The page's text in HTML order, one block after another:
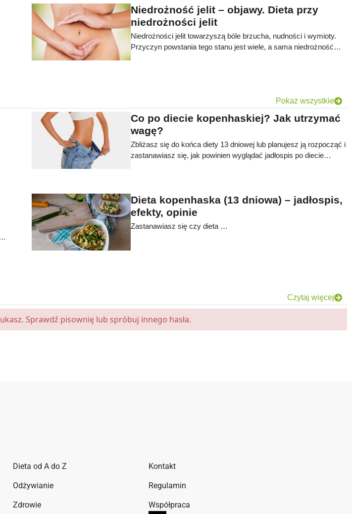
Niedrożność jelit – objawy. Dieta przy
niedrożności jelit
Niedrożności jelit towarzyszą bóle brzucha, nudności i wymioty.
Przyczyn powstania tego stanu jest wiele, a sama niedrożność
Pokaż wszystkie
Co po diecie kopenhaskiej? Jak utrzymać
wagę?
Zbliżasz się do końca diety 13 dniowej lub planujesz ją rozpocząć i
zastanawiasz się, jak powinien wyglądać jadłospis po diecie
wagę po diecie kopenhaskiej.
Dieta kopenhaska (13 dniowa) – jadłospis,
efekty, opinie
Zastanawiasz się czy dieta …
Czytaj więcej
Sprawdź pisownię lub spróbuj innego hasła.
Dieta od A do Z
Odżywianie
Zdrowie
Kontakt
Regulamin
Współpraca